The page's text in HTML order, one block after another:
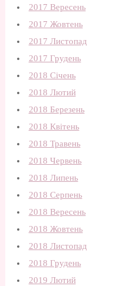
2017 Вересень
2017 Жовтень
2017 Листопад
2017 Грудень
2018 Січень
2018 Лютий
2018 Березень
2018 Квітень
2018 Травень
2018 Червень
2018 Липень
2018 Серпень
2018 Вересень
2018 Жовтень
2018 Листопад
2018 Грудень
2019 Лютий